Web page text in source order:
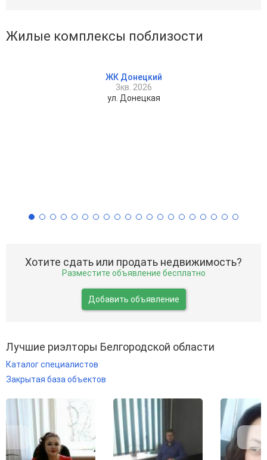
Жилые комплексы поблизости
ЖК Донецкий
3кв. 2026
ул. Донецкая
Хотите сдать или продать недвижимость?
Разместите объявление бесплатно
Добавить объявление
Лучшие риэлторы Белгородской области
Каталог специалистов
Закрытая база объектов